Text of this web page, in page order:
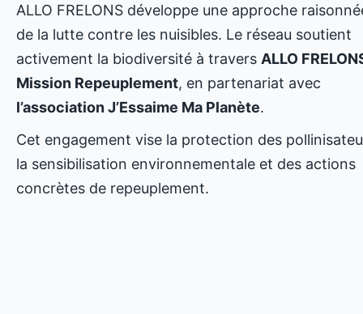
ALLO FRELONS développe une approche
de la lutte contre les nuisibles. Le réseau soutient
activement la biodiversité à travers ALLO
Mission Repeuplement, en partenariat avec
l’association J’Essaime Ma Planète.
Cet engagement vise la protection des
la sensibilisation environnementale et des actions
concrètes de repeuplement.